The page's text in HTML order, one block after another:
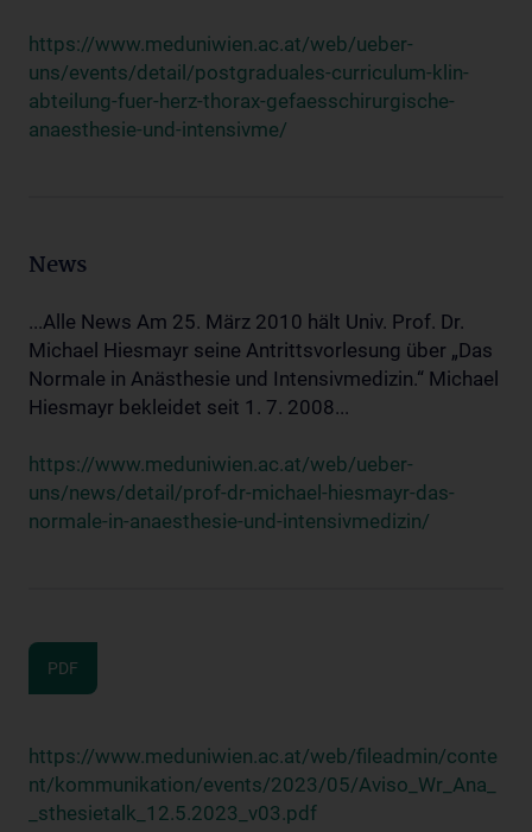
https://www.meduniwien.ac.at/web/ueber-
uns/events/detail/postgraduales-curriculum-klin-
abteilung-fuer-herz-thorax-gefaesschirurgische-
anaesthesie-und-intensivme/
News
...Alle News Am 25. März 2010 hält Univ. Prof. Dr.
Michael Hiesmayr seine Antrittsvorlesung über „Das
Normale in Anästhesie und Intensivmedizin.“ Michael
Hiesmayr bekleidet seit 1. 7. 2008...
https://www.meduniwien.ac.at/web/ueber-
uns/news/detail/prof-dr-michael-hiesmayr-das-
normale-in-anaesthesie-und-intensivmedizin/
PDF
https://www.meduniwien.ac.at/web/fileadmin/conte
nt/kommunikation/events/2023/05/Aviso_Wr_Ana_
_sthesietalk_12.5.2023_v03.pdf